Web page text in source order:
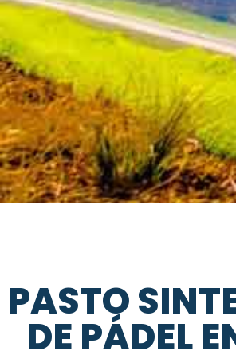
PASTO
DE PÁDEL